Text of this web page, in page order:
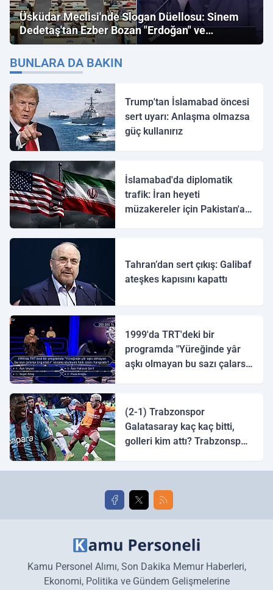
Üsküdar Meclisi'nde Slogan Düellosu: Sinem
Dedetaş'tan Ezber Bozan "Erdoğan" ve
"İmamoğlu" Çıkışı!
BUNLARA DA BAKIN
Trump'tan İslamabad öncesi
sert uyarı: Anlaşma olmazsa
güç kullanırız
İslamabad'da diplomatik
trafik: İran heyeti
müzakereler için Pakistan'a
Tahran’dan sert çıkış: Galibaf
ateşkes kapısını kapattı
1999'da TRT'deki bir
programda "Yüreğinde yâr
aşkı olmayan bu sazı çalarsa
(2-1) Trabzonspor
Galatasaray kaç kaç bitti,
golleri kim attı? Trabzonspor
golleri!
Kamu Personel Alımı, Son Dakika Memur Haberleri,
Ekonomi, Politika ve Gündem Gelişmelerine